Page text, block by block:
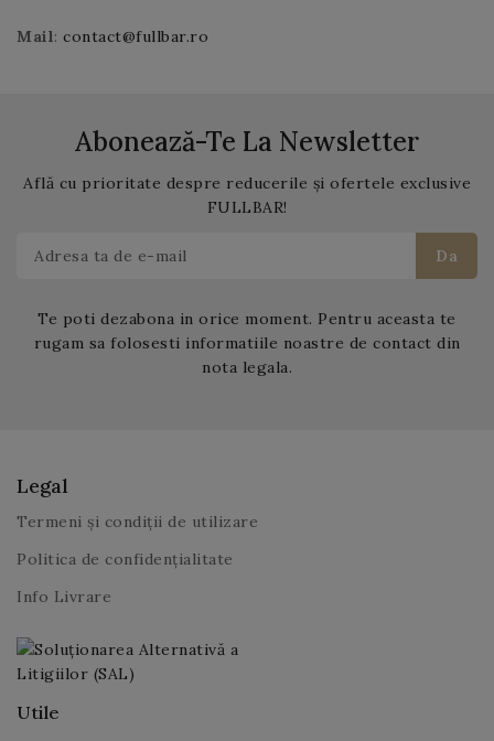
Mail: contact@fullbar.ro
Abonează-Te La Newsletter
Află cu prioritate despre reducerile și ofertele exclusive
FULLBAR!
Te poti dezabona in orice moment. Pentru aceasta te
rugam sa folosesti informatiile noastre de contact din
nota legala.
Legal
Termeni și condiții de utilizare
Politica de confidențialitate
Info Livrare
Utile